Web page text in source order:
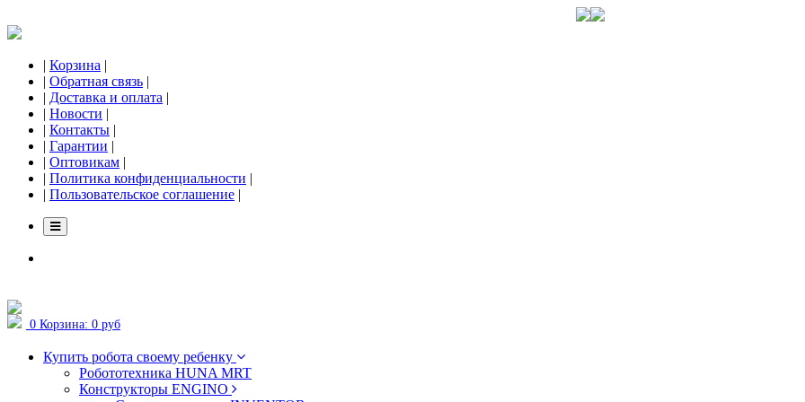
| Корзина |
| Обратная связь |
| Доставка и оплата |
| Новости |
| Контакты |
| Гарантии |
| Оптовикам |
| Политика конфиденциальности |
| Пользовательское соглашение |
0 Корзина: 0 руб
Купить робота своему ребенку
Робототехника HUNA MRT
Конструкторы ENGINO